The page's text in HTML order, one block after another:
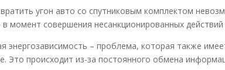
угон авто со спутниковым комплектом
момент совершения несанкционированных
энергозависимость – проблема, которая также
Это происходит из-за постоянного обмена